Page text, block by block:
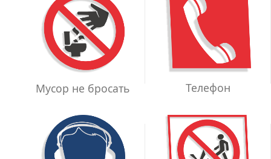
Мусор не бросать Телефон